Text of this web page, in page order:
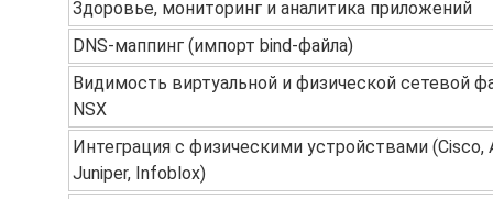
Здоровье, мониторинг и аналитика приложений
DNS-маппинг (импорт bind-файла)
Видимость виртуальной и физической сетевой
NSX
Интеграция с физическими устройствами (Cisco,
Juniper, Infoblox)